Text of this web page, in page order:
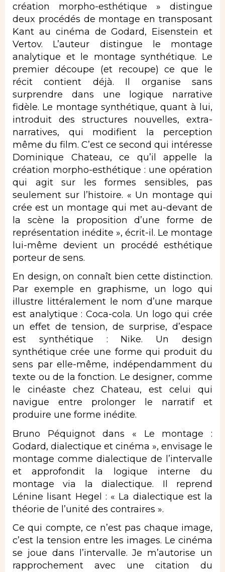
création morpho-esthétique » distingue
deux procédés de montage en transposant
Kant au cinéma de Godard, Eisenstein et
Vertov. L’auteur distingue le montage
analytique et le montage synthétique. Le
premier découpe (et recoupe) ce que le
récit contient déjà. Il organise sans
surprendre dans une logique narrative
fidèle. Le montage synthétique, quant à lui,
introduit des structures nouvelles, extra-
narratives, qui modifient la perception
même du film. C’est ce second qui intéresse
Dominique Chateau, ce qu’il appelle la
création morpho-esthétique : une opération
qui agit sur les formes sensibles, pas
seulement sur l’histoire. « Un montage qui
crée est un montage qui met au-devant de
la scène la proposition d’une forme de
représentation inédite », écrit-il. Le montage
lui-même devient un procédé esthétique
porteur de sens.
En design, on connaît bien cette distinction.
Par exemple en graphisme, un logo qui
illustre littéralement le nom d’une marque
est analytique : Coca-cola. Un logo qui crée
un effet de tension, de surprise, d’espace
est synthétique : Nike. Un design
synthétique crée une forme qui produit du
sens par elle-même, indépendamment du
texte ou de la fonction. Le designer, comme
le cinéaste chez Chateau, est celui qui
navigue entre prolonger le narratif et
produire une forme inédite.
Bruno Péquignot dans « Le montage :
Godard, dialectique et cinéma », envisage le
montage comme dialectique de l’intervalle
et approfondit la logique interne du
montage via la dialectique. Il reprend
Lénine lisant Hegel : « La dialectique est la
théorie de l’unité des contraires ».
Ce qui compte, ce n’est pas chaque image,
c’est la tension entre les images. Le cinéma
se joue dans l’intervalle. Je m’autorise un
rapprochement avec une citation du